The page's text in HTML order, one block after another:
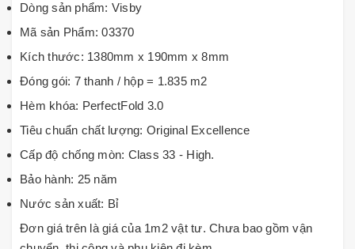
Dòng sản phẩm: Visby
Mã sản Phẩm: 03370
Kích thước: 1380mm x 190mm x 8mm
Đóng gói: 7 thanh / hộp = 1.835 m2
Hèm khóa: PerfectFold 3.0
Tiêu chuẩn chất lượng: Original Excellence
Cấp độ chống mòn: Class 33 - High.
Bảo hành: 25 năm
Nước sản xuất: Bỉ
Đơn giá trên là giá của 1m2 vật tư. Chưa bao gồm vận